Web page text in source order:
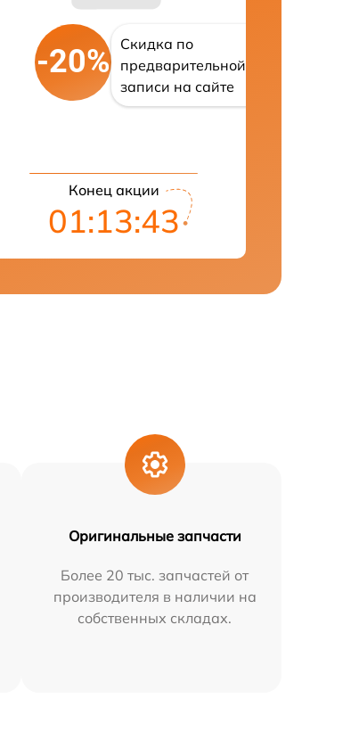
-20%
Скидка по
предварительной
записи на сайте
Конец акции
01:13:42
Оригинальные запчасти
Более 20 тыс. запчастей от
производителя в наличии на
собственных складах.